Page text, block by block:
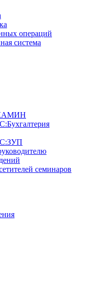
операций
система
КАМИН
семинаров